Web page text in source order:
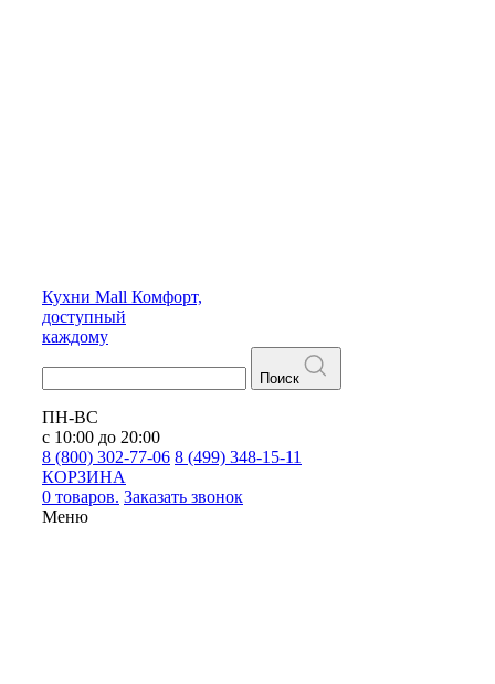
Кухни Mall Комфорт,
доступный
каждому
Поиск
ПН-ВС
с 10:00 до 20:00
8 (800) 302-77-06 8 (499) 348-15-11
КОРЗИНА
0 товаров. Заказать звонок
Меню